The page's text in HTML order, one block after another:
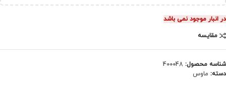
در انبار موجود نمی باشد
مقایسه
شناسه محصول: 400048
دسته: ماوس